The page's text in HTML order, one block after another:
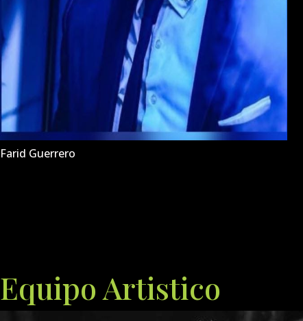
Farid Guerrero
Equipo Artistico